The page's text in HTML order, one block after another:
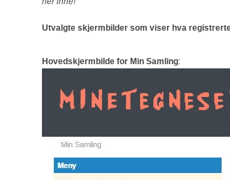
Utvalgte skjermbilder som viser hva
Hovedskjermbilde for Min Samling: